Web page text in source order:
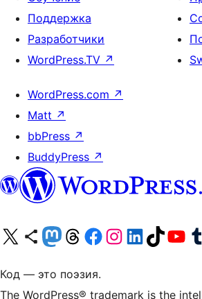
Поддержка
Разработчики
WordPress.TV ↗
WordPress.com ↗
Matt ↗
bbPress ↗
BuddyPress ↗
Посетите нас в X (ранее Twitter)
Посетите нашу учётную запись в Bluesky
Посетите нашу ленту в Mastodon
Посетите нашу учётную запись в Threads
Посетите нашу страницу на Facebook
Посетите наш Instagram
Посетите нашу страницу в LinkedIn
Посетите нашу учётную запись в TikTok
Посетите наш
Код — это поэзия.
The WordPress® trademark is the